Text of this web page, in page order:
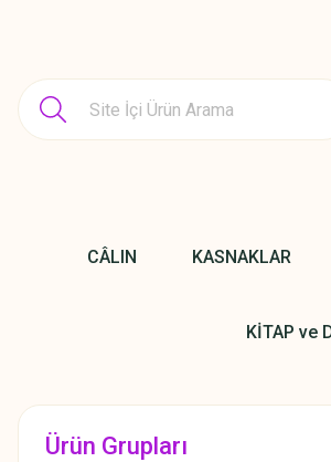
CÂLIN KASNAKLAR
KİTAP ve
Ürün Grupları